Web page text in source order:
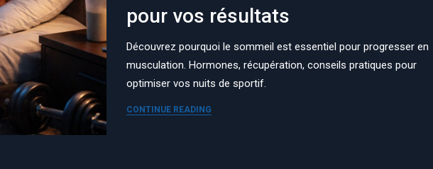
pour vos résultats
Découvrez pourquoi le sommeil est essentiel pour progresser en
musculation. Hormones, récupération, conseils pratiques pour
optimiser vos nuits de sportif.
CONTINUE READING